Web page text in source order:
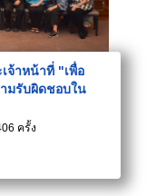
จ้าหน้าที่ "เพื่อ
มรับผิดชอบใน
ครั้ง